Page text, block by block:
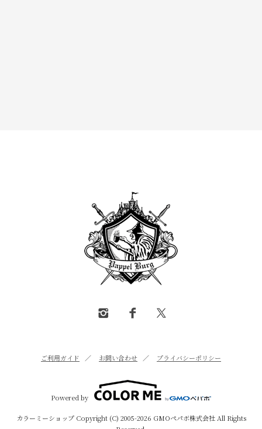
ご利用ガイド ／ お問い合わせ ／ プライバシーポリシー
Powered by
カラーミーショップCopyright (C) 2005-2026 GMOペパボ株式会社All Rights